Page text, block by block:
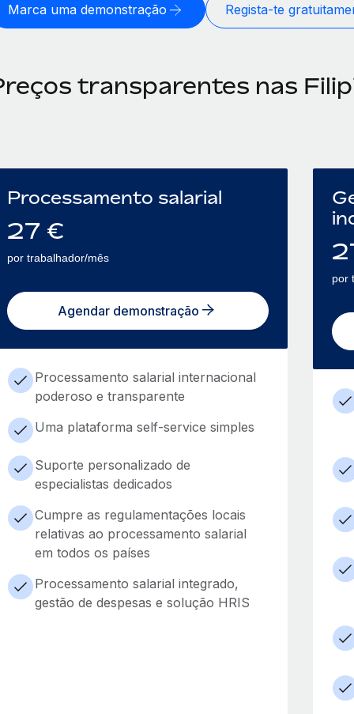
Marca uma demonstração Regista-te
transparentes nas
Processamento salarial
27 €
por trabalhador/mês
Agendar demonstração
Processamento salarial internacional
poderoso e transparente
Uma plataforma self-service simples
Suporte personalizado de
especialistas dedicados
Cumpre as regulamentações locais
relativas ao processamento salarial
em todos os países
Processamento salarial integrado,
gestão de despesas e solução HRIS
por